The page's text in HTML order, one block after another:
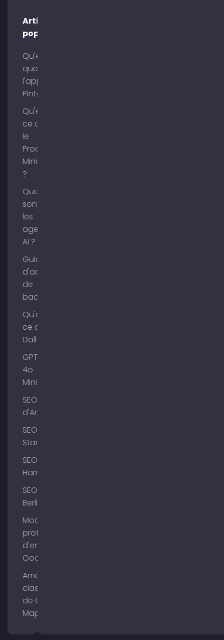
Articles
populaires
Qu'est-ce
que
l'application
Pinterest ?
Qu'est-
ce que
le
Process
Mining
?
Que
sont
les
agents
AI ?
Guide
d'achat
de
backlinks
Qu'est-
ce que
Dall-E ?
GPT-
4o
Mini
SEO Lac
d'Ammer
SEO
Starnberg
SEO
Hambourg
SEO
Berlin
Modifier le
profil
d'entreprise
Google
Améliorer le
classement
de Google
Maps